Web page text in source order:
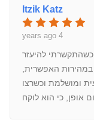
Itzik Katz
4 years ago
להיעזר
במהירות האפשרית,
ומושלמת וכשרצו
אופן, כי הוא לוקח